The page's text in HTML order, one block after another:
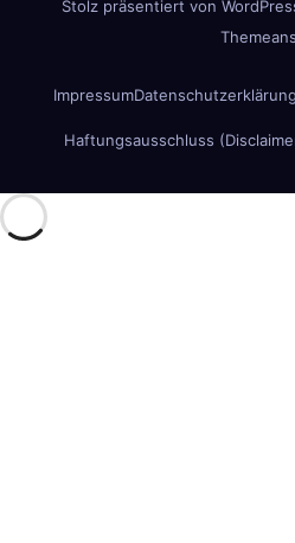
Stolz präsentiert von
ImpressumDatenschutzerklärung
Haftungsausschluss